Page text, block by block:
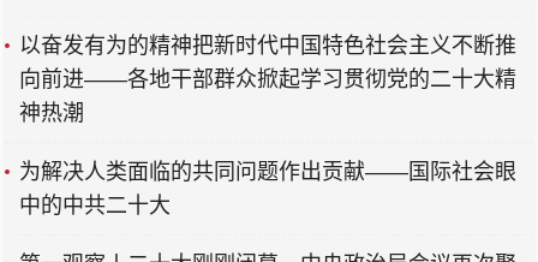
以奋发有为的精神把新时代中国特色社会主义不断推
向前进——各地干部群众掀起学习贯彻党的二十大精
神热潮
为解决人类面临的共同问题作出贡献——国际社会眼
中的中共二十大